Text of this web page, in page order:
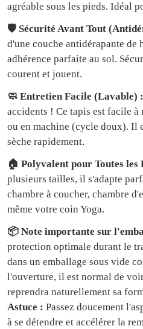
agréable sous les pieds. Idéal
🛡️ Sécurité Avant Tout
d'une couche antidérapante de
adhérence parfaite au sol.
courent et jouent.
🧼 Entretien Facile (Lavable) :
accidents ! Ce tapis est facile
ou en machine (cycle doux). Il
sèche rapidement.
🏠 Polyvalent pour Toutes les
plusieurs tailles, il s'adapte
chambre à coucher, chambre
même votre coin Yoga.
📦 Note importante sur
protection optimale durant le
dans un emballage sous vide
l'ouverture, il est normal de
reprendra naturellement sa
Astuce : Passez doucement
à se détendre et accélérer la